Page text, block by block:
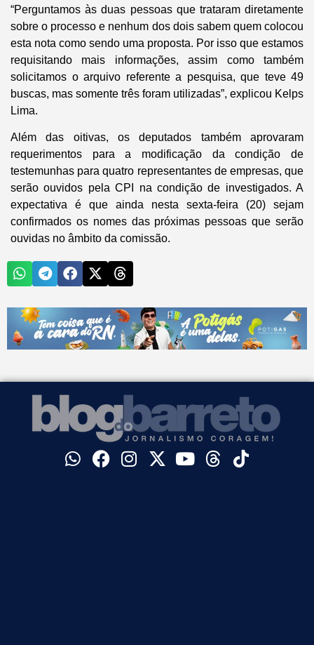
“Perguntamos às duas pessoas que trataram diretamente
sobre o processo e nenhum dos dois sabem quem colocou
esta nota como sendo uma proposta. Por isso que estamos
requisitando mais informações, assim como também
solicitamos o arquivo referente a pesquisa, que teve 49
buscas, mas somente três foram utilizadas”, explicou Kelps
Lima.
Além das oitivas, os deputados também aprovaram
requerimentos para a modificação da condição de
testemunhas para quatro representantes de empresas, que
serão ouvidos pela CPI na condição de investigados. A
expectativa é que ainda nesta sexta-feira (20) sejam
confirmados os nomes das próximas pessoas que serão
ouvidas no âmbito da comissão.